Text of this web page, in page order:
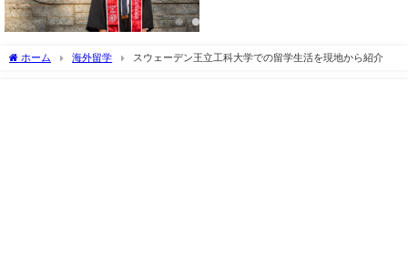
ホーム 海外留学 スウェーデン王立工科大学での留学生活を現地から紹介